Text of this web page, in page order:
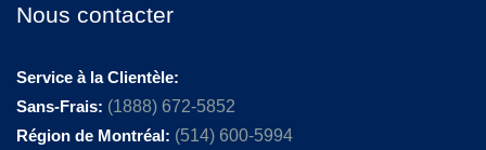
Nous contacter
Service à la Clientèle:
Sans-Frais: (1888) 672-5852
Région de Montréal: (514) 600-5994